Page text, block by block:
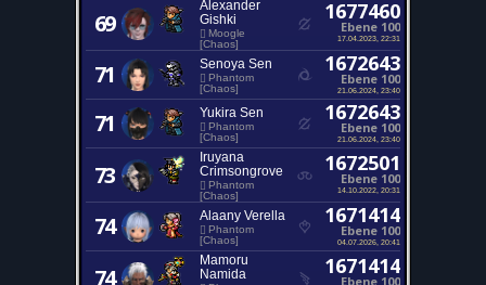
69
Alexander
Gishki
Moogle
[Chaos]
1677460
Ebene 100
17.04.2023, 22:31
71 Senoya Sen
Phantom
[Chaos]
1672643
Ebene 100
21.06.2024, 23:40
71 Yukira Sen
Phantom
[Chaos]
1672643
Ebene 100
21.06.2024, 23:40
73
Iruyana
Crimsongrove
Phantom
[Chaos]
1672501
Ebene 100
14.10.2022, 20:31
74 Alaany Verella
Phantom
[Chaos]
1671414
Ebene 100
04.07.2026, 20:41
74
Mamoru
Namida
1671414
Ebene 100